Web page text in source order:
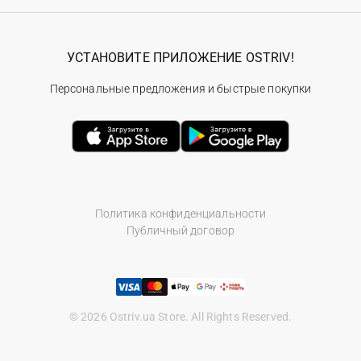
Политика конфиденциальности
Публичный договор
© 2026 Ostriv.ua Store. All Rights Reserved.
УСТАНОВИТЕ ПРИЛОЖЕНИЕ OSTRIV!
Персональные предложения и быстрые покупки